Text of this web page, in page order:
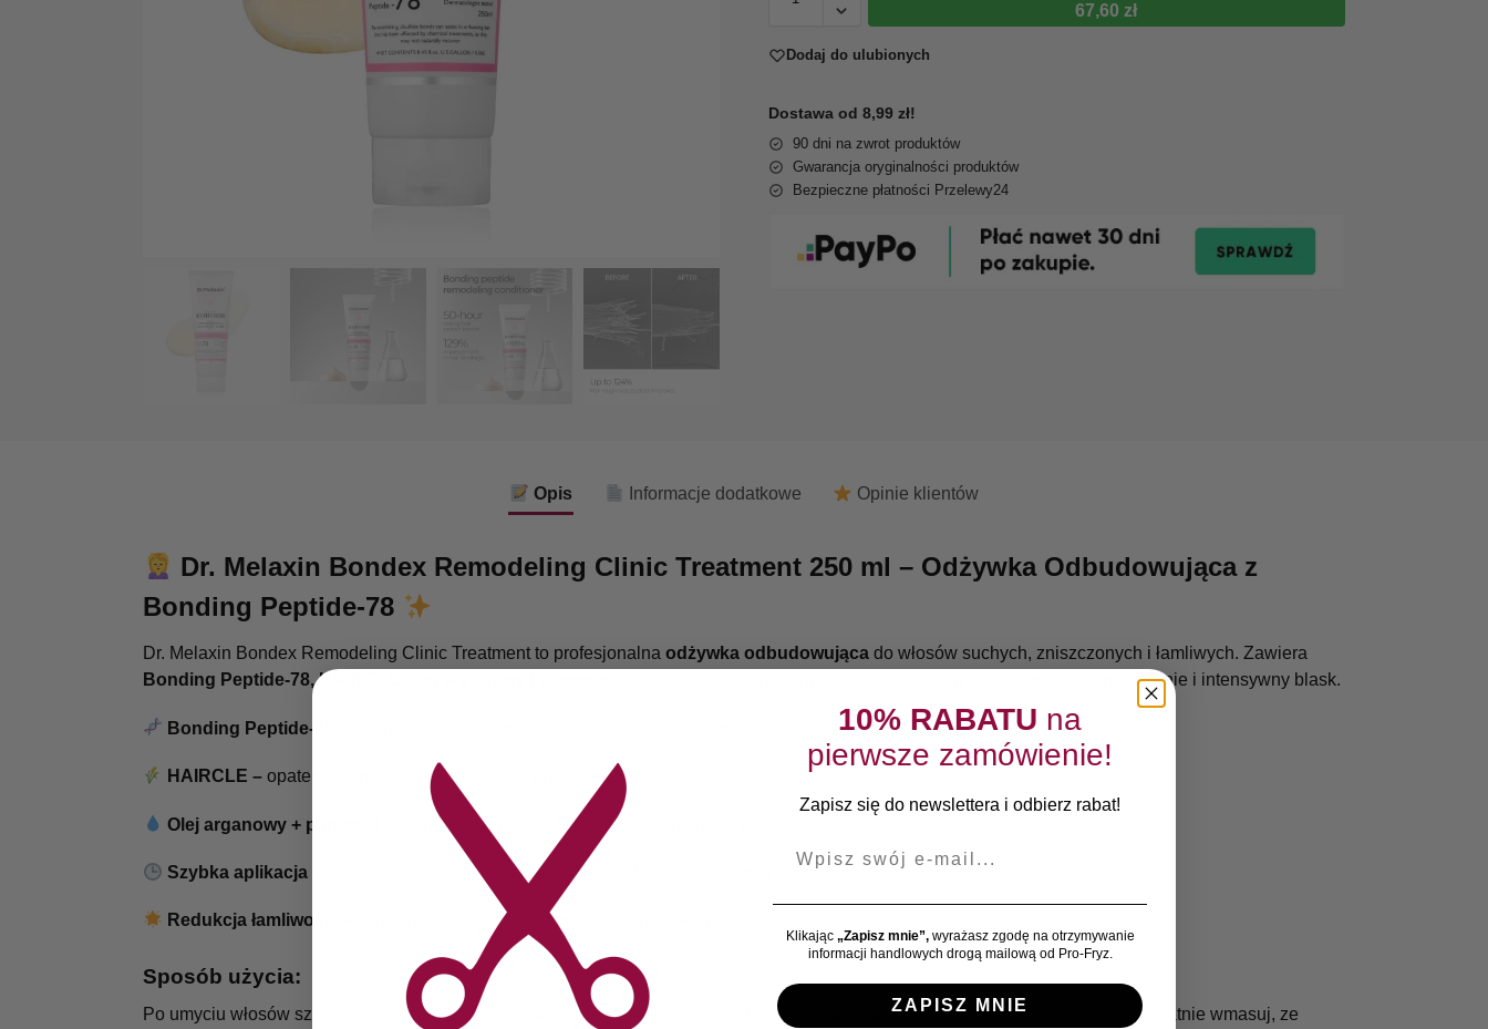
67,60 zł
Dodaj do ulubionych
Dostawa od 8,99 zł!
90 dni na zwrot produktów
Gwarancja oryginalności produktów
Bezpieczne płatności Przelewy24
Opis Informacje dodatkowe Opinie klientów
Dr. Melaxin Bondex Remodeling Clinic Treatment 250 ml – Odżywka Odbudowująca z
Bonding Peptide-78
Dr. Melaxin Bondex Remodeling Clinic Treatment to profesjonalna odżywka odbudowującado włosów suchych, zniszczonych i łamliwych. Zawiera
Bonding Peptide-78, HAIRCLE, olej arganowy i pantenol,
które razem przywracają włosom siłę, elastyczność, głębokie nawilżenie i intensywny blask.
Bonding Peptide-78 – odbudowuje zerwane łańcuchy keratynowe, wzmacnia i uelastycznia włosy
HAIRCLE – opatentowany składnik chroniący przed łamliwością
Olej arganowy + pantenol – głębokie nawilżenie, miękkość i zdrowy połysk
Szybka aplikacja – lekka konsystencja, łatwa do rozprowadzenia i spłukania
Redukcja łamliwości – widocznie mocniejsze i bardziej wytrzymałe pasma
Sposób użycia:
Po umyciu włosów szamponem z serii Bondex, osusz je ręcznikiem. Nałóż odżywkę na wilgotne włosy, omijając skórę głowy. Delikatnie wmasuj, ze
10% RABATU na
pierwsze zamówienie!
Zapisz się do newslettera i odbierz rabat!
Klikając „Zapisz mnie”,wyrażasz zgodę na otrzymywanie
informacji handlowych drogą mailową od Pro-Fryz.
ZAPISZ MNIE